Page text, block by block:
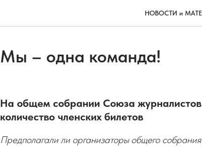
НОВОСТИ и
Мы – одна команда!
На общем собрании Союза
количество членских билетов
Предполагали ли организаторы общего